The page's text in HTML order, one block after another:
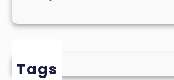
Tags